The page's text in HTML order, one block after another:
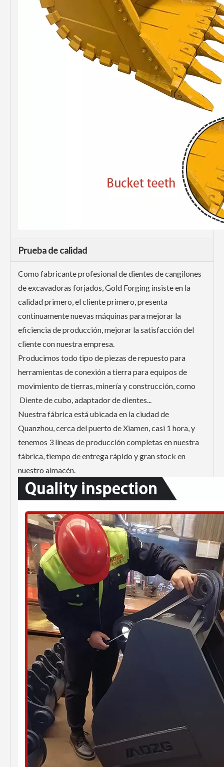
Prueba de calidad
Como fabricante profesional de dientes de cangilones
de excavadoras forjados, Gold Forging insiste en la
calidad primero, el cliente primero, presenta
continuamente nuevas máquinas para mejorar la
eficiencia de producción, mejorar la satisfacción del
cliente con nuestra empresa.
Producimos todo tipo de piezas de repuesto para
herramientas de conexión a tierra para equipos de
movimiento de tierras, minería y construcción, como
Diente de cubo, adaptador de dientes...
Nuestra fábrica está ubicada en la ciudad de
Quanzhou, cerca del puerto de Xiamen, casi 1 hora, y
tenemos 3 líneas de producción completas en nuestra
fábrica, tiempo de entrega rápido y gran stock en
nuestro almacén.